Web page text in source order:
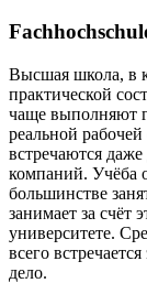
Высшая школа, в
практической
чаще выполняют
реальной рабочей
встречаются
компаний. Учёба
большинстве
занимает за счёт
университете.
всего
дело.